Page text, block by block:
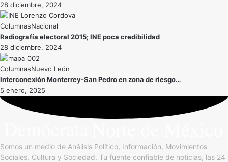
28 diciembre, 2024
Nacional
Radiografía electoral 2015; INE poca credibilidad
28 diciembre, 2024
Nuevo León
Interconexión Monterrey-San Pedro en zona de riesgo…
5 enero, 2025
Somos un medio de Análisis Político, Información, Movimientos
Sociales, Cultura y Sociedad. Tu fuente confiable de noticias, las 24